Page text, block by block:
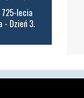
lecia
- Dzień 3.